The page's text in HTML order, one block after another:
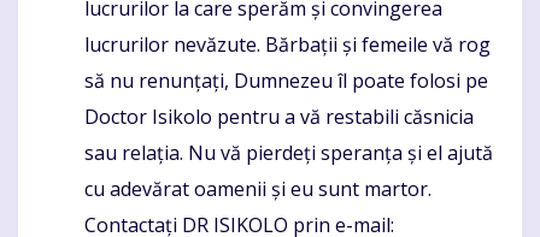
lucrurilor la care sperăm și convingerea
lucrurilor nevăzute. Bărbații și femeile vă rog
să nu renunțați, Dumnezeu îl poate folosi pe
Doctor Isikolo pentru a vă restabili căsnicia
sau relația. Nu vă pierdeți speranța și el ajută
cu adevărat oamenii și eu sunt martor.
Contactați DR ISIKOLO prin e-mail: